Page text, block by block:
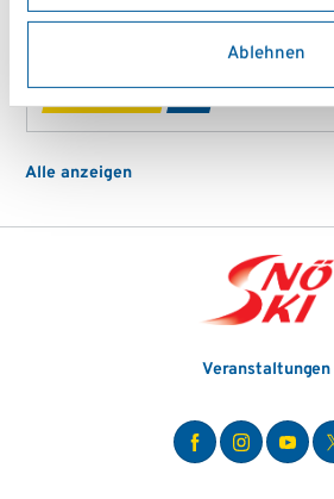
Ablehnen
Verein
Vereinsprofil
Alle anzeigen
Veranstaltungen